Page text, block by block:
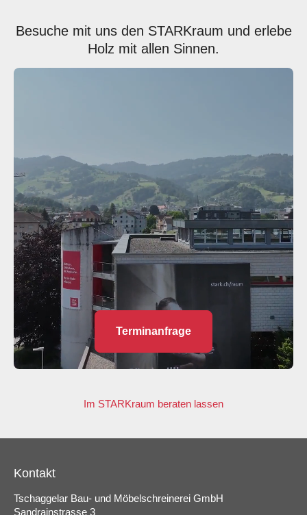
Besuche mit uns den STARKraum und erlebe
Holz mit allen Sinnen.
Terminanfrage
Im STARKraum beraten lassen
Kontakt
Tschaggelar Bau- und Möbelschreinerei GmbH
Sandrainstrasse 3